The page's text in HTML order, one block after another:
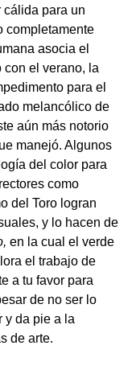
para un
completamente
asocia el
con el verano, la
para el
melancólico de
aún más notorio
manejó. Algunos
del color para
como
del Toro logran
y lo hacen de
en la cual el verde
el trabajo de
a tu favor para
de no ser lo
y da pie a la
de arte.